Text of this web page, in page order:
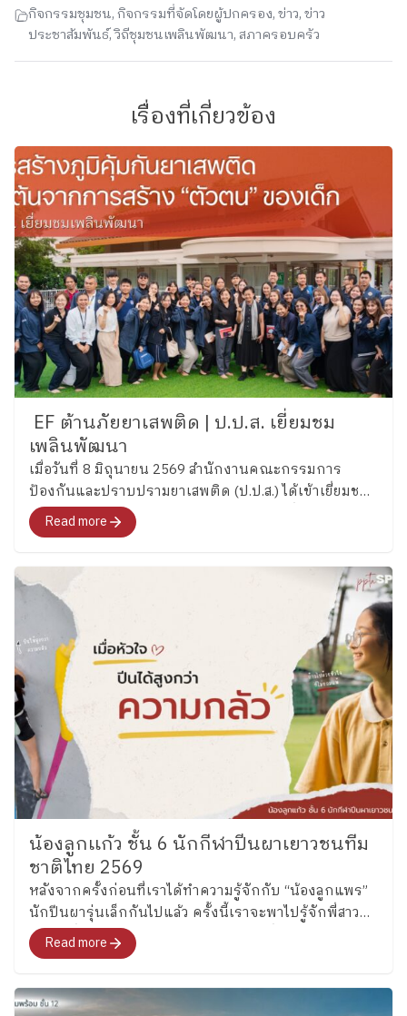
กิจกรรมชุมชน,กิจกรรมที่จัดโดยผู้ปกครอง,ข่าว,ข่าว
ประชาสัมพันธ์,วิถีชุมชนเพลินพัฒนา,สภาครอบครัว
เรื่องที่เกี่ยวข้อง
EF ต้านภัยยาเสพติด | ป.ป.ส. เยี่ยมชม
เพลินพัฒนา
เมื่อวันที่ 8 มิถุนายน 2569 สำนักงานคณะกรรมการ
ป้องกันและปราบปรามยาเสพติด (ป.ป.ส.) ได้เข้าเยี่ยมชม
และศึกษากระบวนการพัฒนาทักษะสมองเพื่อการจัดการ
ชีวิต (Executive Functions : EF) ของโรงเรียนเพลิน
Read more
น้องลูกเเก้ว ชั้น 6 นักกีฬาปีนผาเยาวชนทีม
ชาติไทย 2569
หลังจากครั้งก่อนที่เราได้ทำความรู้จักกับ “น้องลูกแพร”
นักปีนผารุ่นเล็กกันไปแล้ว ครั้งนี้เราจะพาไปรู้จักพี่สาว
คนโต ซึ่งล่าสุดได้รับการคัดเลือกเป็นหนึ่งในนักกีฬาปีน
ผาเยาวชนทีมชาติไทย รุ่นอายุไม่เกิน 13 ปี ประเภท
เรือนงาม นักเรียนชั้น 6 โรงเรียนเพลินพัฒนา
Read more